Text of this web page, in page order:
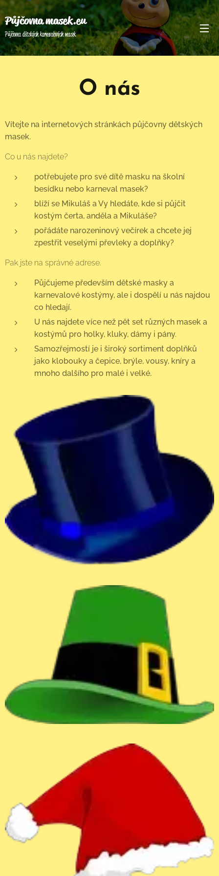
Půjčovna masek.eu
Půjčovna dětských karnevalových masek
O nás
Vítejte na internetových stránkách půjčovny dětských
masek.
Co u nás najdete?
potřebujete pro své dítě masku na školní
besídku nebo karneval masek?
blíží se Mikuláš a Vy hledáte, kde si půjčit
kostým čerta, anděla a Mikuláše?
pořádáte narozeninový večírek a chcete jej
zpestřit veselými převleky a doplňky?
Pak jste na správné adrese.
Půjčujeme především dětské masky a
karnevalové kostýmy, ale i dospělí u nás najdou
co hledají.
U nás najdete více než pět set různých masek a
kostýmů pro holky, kluky, dámy i pány.
Samozřejmostí je i široký sortiment doplňků
jako klobouky a čepice, brýle, vousy, kníry a
mnoho dalšího pro malé i velké.